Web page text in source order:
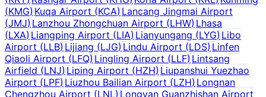
(KMG)Kuqa Airport (KCA) Lancang Jingmai Airport
(JMJ)Lanzhou Zhongchuan Airport (LHW) Lhasa
(LXA)Liangping Airport (LIA) Lianyungang (LYG) Libo
Airport (LLB)Lijiang (LJG) Lindu Airport (LDS) Linfen
Qiaoli Airport (LFQ)Lingling Airport (LLF) Lintsang
Airfield (LNJ)Liping Airport (HZH) Liupanshui Yuezhao
Airport (LPF)Liuzhou Bailian Airport (LZH) Longnan
Chengzhou Airport (LNL)Longyan Guanzhishan Airport